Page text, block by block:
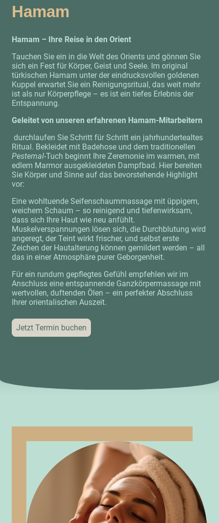
Hamam
Hamam – Ihre Reise in den Orient
Tauchen Sie ein in die Welt des Orients und gönnen Sie
sich ein Fest für Körper, Geist und Seele. Im original
türkischen Hamam unter der eindrucksvollen goldenen
Kuppel erwartet Sie ein Reinigungsritual, das weit mehr
ist als nur Körperpflege – es ist ein tiefes Erlebnis der
Entspannung.
Geleitet von unseren erfahrenen Hamam-Mitarbeitern
durchlaufen Sie Schritt für Schritt ein jahrhundertealtes
Ritual. Bekleidet mit Badehose und dem traditionellen
Pestemal-Tuch beginnt Ihre Zeremonie im warmen, mit
edlem Marmor ausgekleideten Dampfbad. Hier bereiten
Sie Körper und Sinne auf das bevorstehende Highlight
vor:
Eine wohltuende Seifenschaummassage mit üppigem,
weichem Schaum – so reinigend und tiefenwirksam,
dass sich Ihre Haut wie neu anfühlt.
Muskelverspannungen lösen sich, die Durchblutung wird
angeregt, der Teint wirkt frischer, und selbst erste
Zeichen der Hautalterung können gemildert werden – all
das in einer Atmosphäre purer Geborgenheit.
Für ein rundum gepflegtes Gefühl empfehlen wir im
Anschluss eine entspannende Ganzkörpermassage mit
wertvollen, duftenden Ölen – ein perfekter Abschluss
Ihrer orientalischen Auszeit.
Jetzt Termin buchen